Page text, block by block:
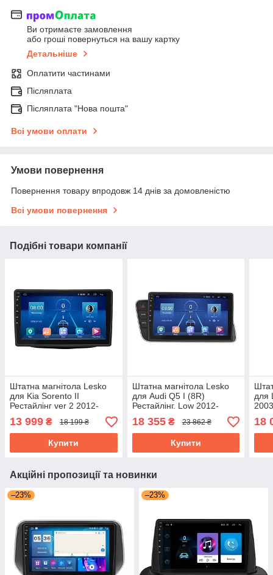
Ви отримаєте замовлення
або гроші повернуться на вашу картку
Детальніше
Оплатити частинами
Післяплата
Післяплата "Нова пошта"
Всі умови оплати
Умови повернення
Повернення товару впродовж 14 днів за домовленістю
Всі умови повернення
Подібні товари компанії
Штатна магнітола Lesko
для Kia Sorento II
Рестайлінг ver 2 2012-
2015 екран 9" 6/128Gb 4G
Wi-Fi GPS Top
13 999 ₴ 18 199 ₴
Купити
Штатна магнітола Lesko
для Audi Q5 I (8R)
Рестайлінг. Low 2012-
2017г 9" 6/128Gb 4G Wi-Fi
GPS Top
18 355₴ 23 862 ₴
Купити
для
18
Акційні пропозиції та новинки
–23% –23%